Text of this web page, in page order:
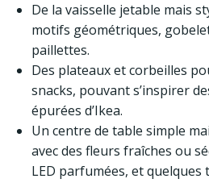
De la vaisselle jetable mais
motifs géométriques,
paillettes.
Des plateaux et corbeilles
snacks, pouvant s’inspirer
épurées d’Ikea.
Un centre de table simple
avec des fleurs fraîches ou
LED parfumées, et quelques